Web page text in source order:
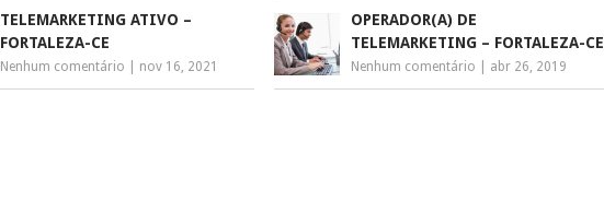
TELEMARKETING ATIVO –
FORTALEZA-CE
Nenhum comentário nov 16, 2021
OPERADOR(A) DE
TELEMARKETING – FORTALEZA-CE
Nenhum comentário abr 26, 2019